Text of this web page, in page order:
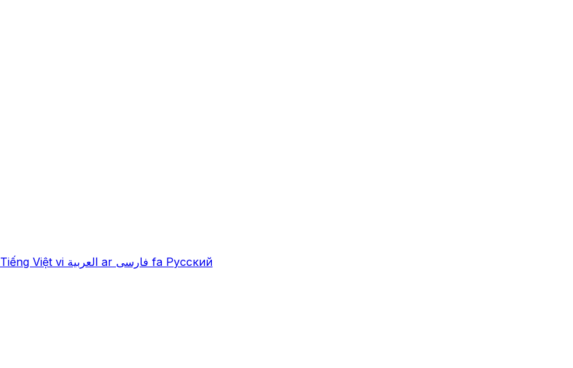
Tiếng Việt vi العربية ar فارسی fa Русский